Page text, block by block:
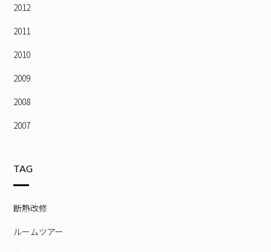
2012
2011
2010
2009
2008
2007
TAG
断熱改修
ルームツアー